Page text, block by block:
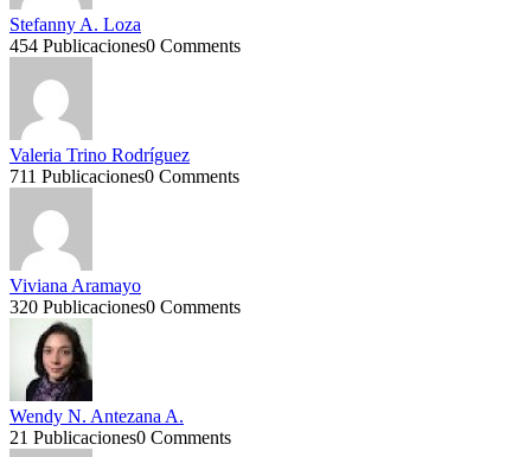
Stefanny A. Loza
454 Publicaciones0 Comments
Valeria Trino Rodríguez
711 Publicaciones0 Comments
Viviana Aramayo
320 Publicaciones0 Comments
Wendy N. Antezana A.
21 Publicaciones0 Comments